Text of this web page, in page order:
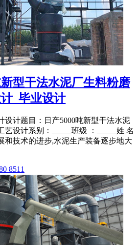
新型干法水泥厂生料粉磨
_毕业设计
设计题目：日产5000吨新型干法水泥
艺设计系别：_____班级 ：_____姓 名
和技术的进步,水泥生产装备逐步地大
8511